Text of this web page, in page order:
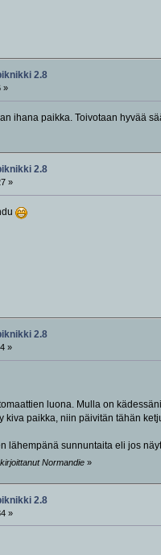
2.8
»
ihana paikka. Toivotaan hyvää
2.8
»
2.8
»
luona. Mulla on
paikka, niin päivitän tähän
lähempänä sunnuntaita eli jos
Normandie»
2.8
»